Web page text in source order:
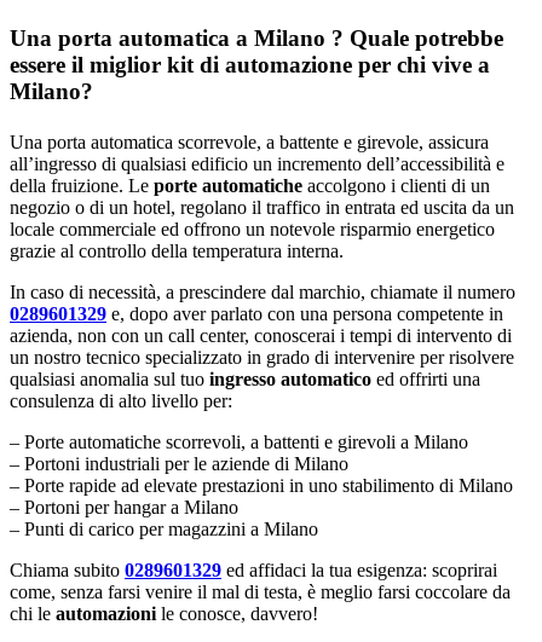
Una porta automatica a Milano ? Quale potrebbe
essere il miglior kit di automazione per chi vive a
Milano?
Una porta automatica scorrevole, a battente e girevole, assicura
all’ingresso di qualsiasi edificio un incremento dell’accessibilità e
della fruizione. Le porte automatiche accolgono i clienti di un
negozio o di un hotel, regolano il traffico in entrata ed uscita da un
locale commerciale ed offrono un notevole risparmio energetico
grazie al controllo della temperatura interna.
In caso di necessità, a prescindere dal marchio, chiamate il numero
0289601329 e, dopo aver parlato con una persona competente in
azienda, non con un call center, conoscerai i tempi di intervento di
un nostro tecnico specializzato in grado di intervenire per risolvere
qualsiasi anomalia sul tuo ingresso automatico ed offrirti una
consulenza di alto livello per:
– Porte automatiche scorrevoli, a battenti e girevoli a Milano
– Portoni industriali per le aziende di Milano
– Porte rapide ad elevate prestazioni in uno stabilimento di Milano
– Portoni per hangar a Milano
– Punti di carico per magazzini a Milano
Chiama subito 0289601329 ed affidaci la tua esigenza: scoprirai
come, senza farsi venire il mal di testa, è meglio farsi coccolare da
chi le automazioni le conosce, davvero!